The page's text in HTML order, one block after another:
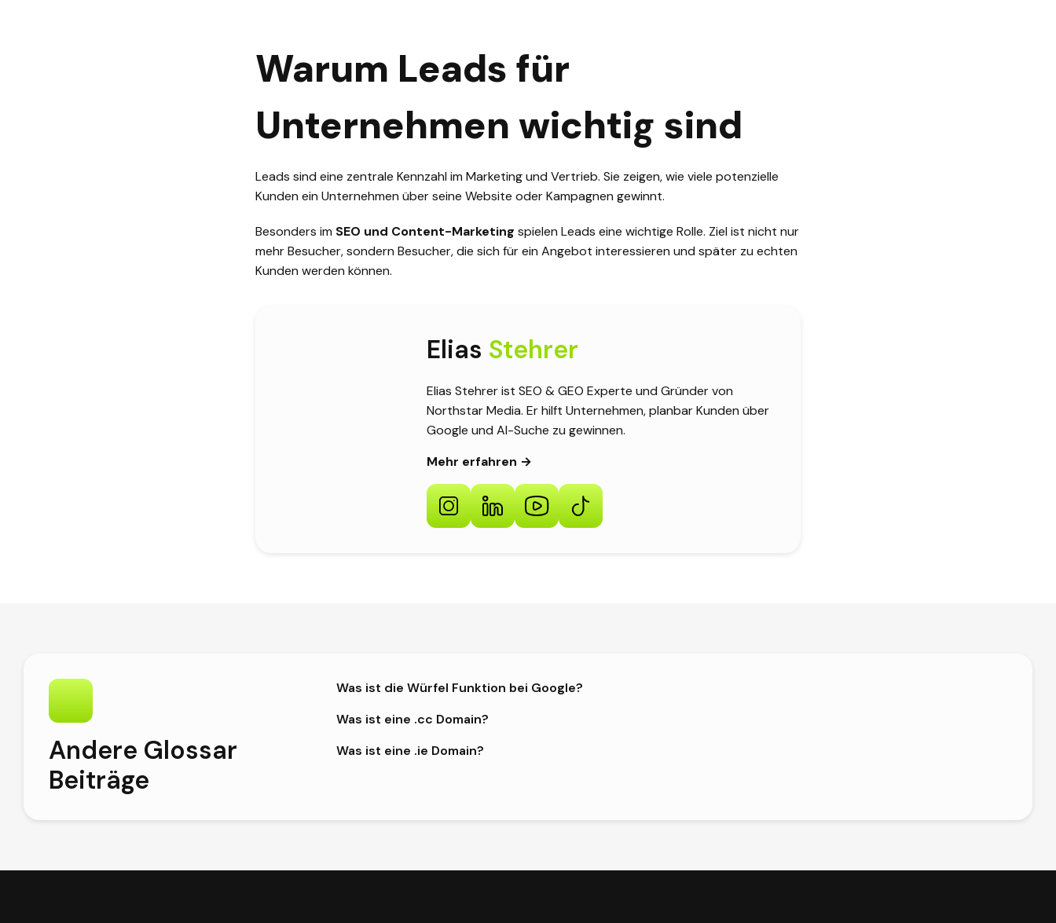
Warum Leads für
Unternehmen wichtig sind
Leads sind eine zentrale Kennzahl im Marketing und Vertrieb. Sie zeigen, wie viele potenzielle
Kunden ein Unternehmen über seine Website oder Kampagnen gewinnt.
Besonders im SEO und Content-Marketing spielen Leads eine wichtige Rolle. Ziel ist nicht nur
mehr Besucher, sondern Besucher, die sich für ein Angebot interessieren und später zu echten
Kunden werden können.
Elias Stehrer
Elias Stehrer ist SEO & GEO Experte und Gründer von
Northstar Media. Er hilft Unternehmen, planbar Kunden über
Google und AI-Suche zu gewinnen.
Mehr erfahren →
Andere Glossar
Beiträge
Was ist die Würfel Funktion bei Google?
Was ist eine .cc Domain?
Was ist eine .ie Domain?